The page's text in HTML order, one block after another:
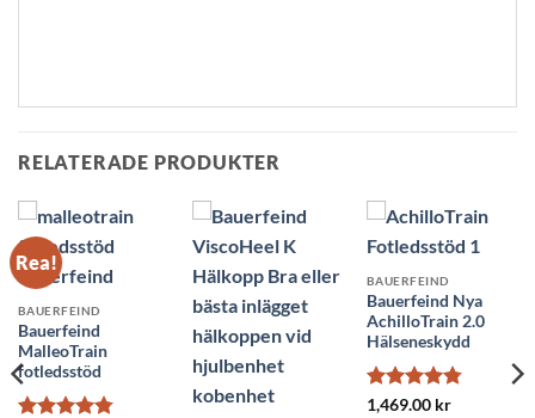
RELATERADE PRODUKTER
Rea!
BAUERFEIND
Bauerfeind
MalleoTrain
fotledsstöd
BAUERFEIND
Bauerfeind Nya
AchilloTrain 2.0
Hälseneskydd
Betygsatt
1,469.00 kr